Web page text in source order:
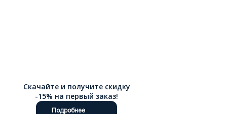
Скачайте и получите скидку
-15% на первый заказ!
Подробнее